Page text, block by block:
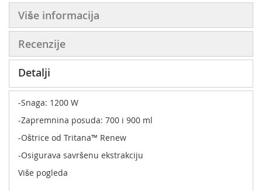
Više informacija
Recenzije
Detalji
-Snaga: 1200 W
-Zapremnina posuda: 700 i 900 ml
-Oštrice od Tritana™ Renew
-Osigurava savršenu ekstrakciju
Više pogleda